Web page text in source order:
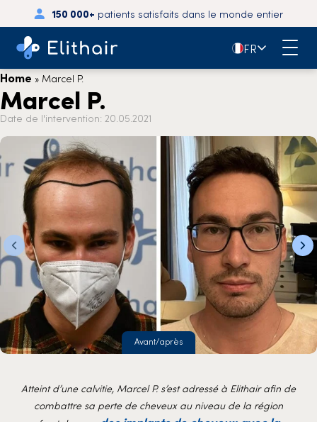
150 000+ patients satisfaits dans le monde entier
🇫🇷FR
Home » Marcel P.
Marcel P.
Date de l'intervention: 20.05.2021
Avant/après
Atteint d’une calvitie, Marcel P. s’est adressé à Elithair afin de
combattre sa perte de cheveux au niveau de la région